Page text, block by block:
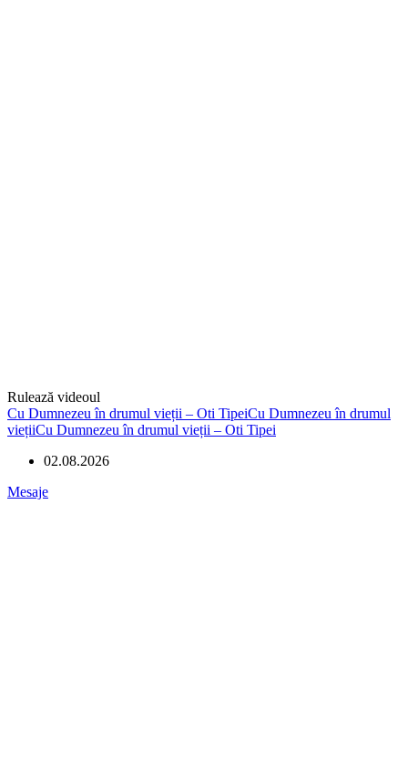
Rulează videoul
Cu Dumnezeu în drumul vieții – Oti TipeiCu Dumnezeu în drumul
viețiiCu Dumnezeu în drumul vieții – Oti Tipei
02.08.2026
Mesaje